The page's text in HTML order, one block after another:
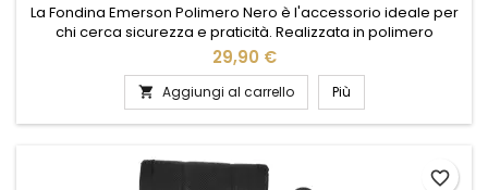
La Fondina Emerson Polimero Nero è l'accessorio ideale per
chi cerca sicurezza e praticità. Realizzata in polimero
resistente, offre una protezione affidabile per la tua arma,
garantendo un accesso rapido e sicuro. Il design
ergonomico assicura un comfort ottimale durante il
trasporto, mentre il colore nero elegante si adatta a qualsiasi
stile. Perfetta...
29,90 €
 Aggiungi al carrello Più
favorite_border